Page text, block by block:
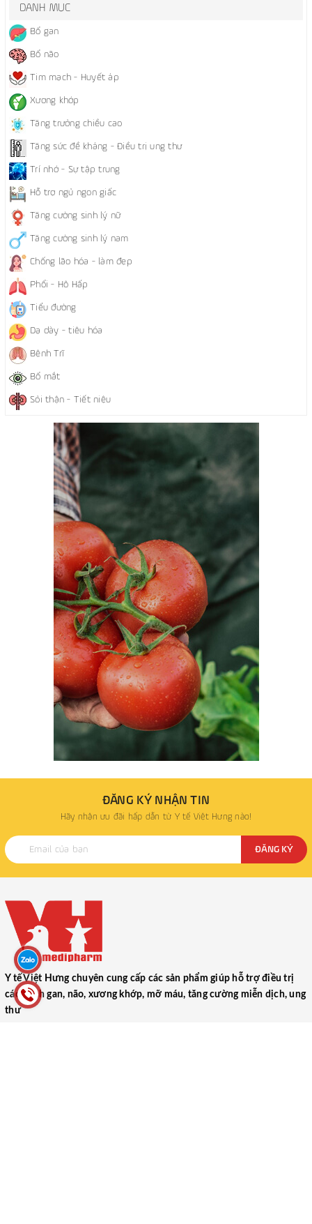
DANH MỤC
Bổ gan
Bổ não
Tim mạch - Huyết áp
Xương khớp
Tăng trưởng chiều cao
Tăng sức đề kháng - Điều trị ung thư
Trí nhớ - Sự tập trung
Hỗ trợ ngủ ngon giấc
Tăng cường sinh lý nữ
Tăng cường sinh lý nam
Chống lão hóa - làm đẹp
Phổi - Hô Hấp
Tiểu đường
Dạ dày - tiêu hóa
Bệnh Trĩ
Bổ mắt
Sỏi thận - Tiết niệu
ĐĂNG KÝ NHẬN TIN
Hãy nhận ưu đãi hấp dẫn từ Y tế Việt Hưng nào!
ĐĂNG KÝ
Y tế Việt Hưng chuyên cung cấp các sản phẩm giúp hỗ trợ điều trị
các bệnh gan, não, xương khớp, mỡ máu, tăng cường miễn dịch, ung
thư